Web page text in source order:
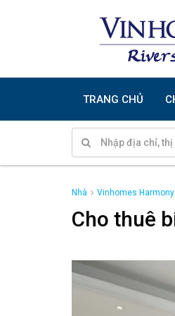
TRANG CHỦ
Nhà Vinhomes Harmony
Cho thuê